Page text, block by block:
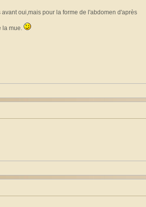
oui,mais pour la forme de l'abdomen d'après
la mue.